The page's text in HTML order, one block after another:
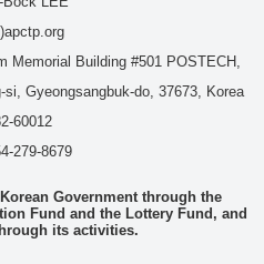
Memorial Building #501 POSTECH,
Gyeongsangbuk-do, 37673, Korea
60012
279-8679
Government through the
Fund and the Lottery Fund, and
its activities.